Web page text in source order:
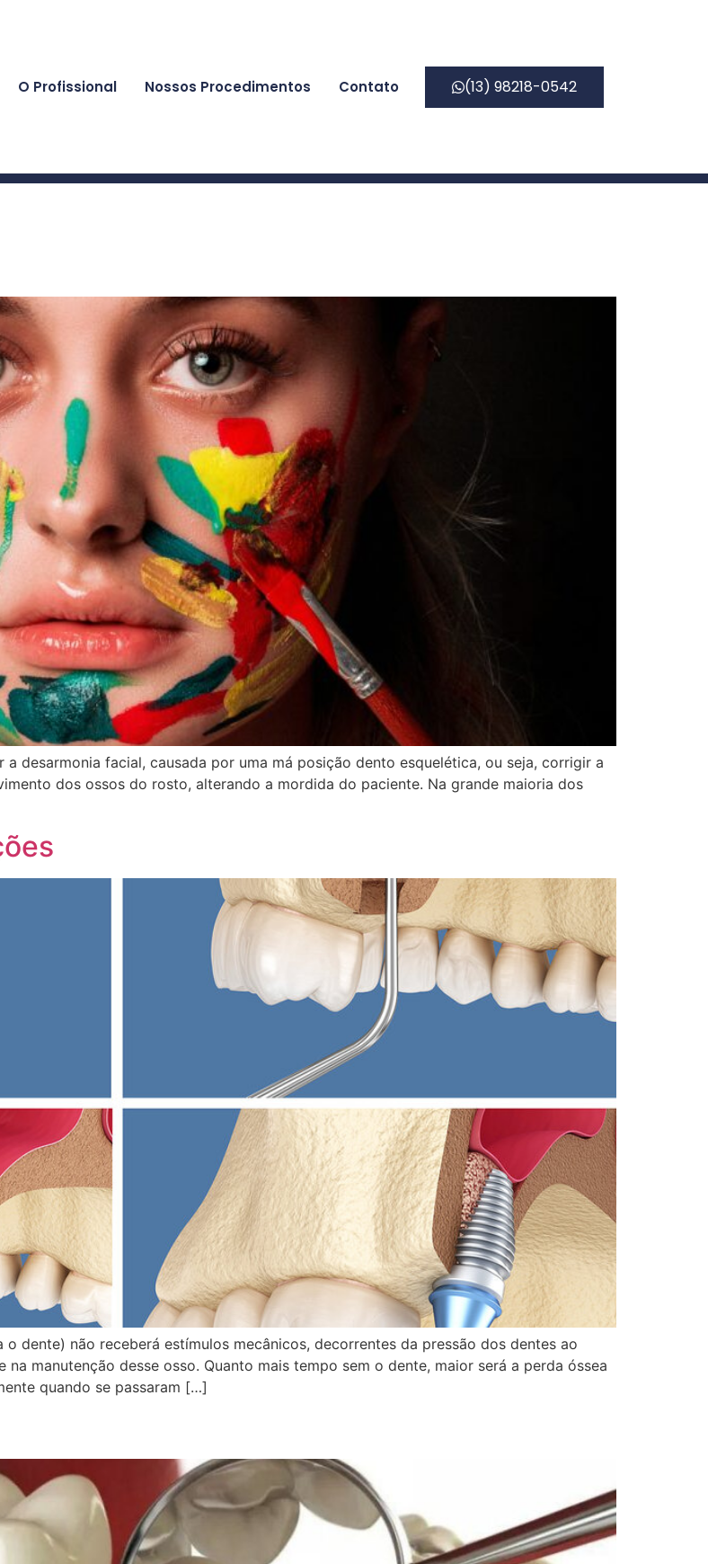
O Profissional Nossos Procedimentos Contato (13) 98218-0542
desarmonia facial, causada por uma má posição dento esquelética, ou seja, corrigir a
dos ossos do rosto, alterando a mordida do paciente. Na grande maioria dos
dente) não receberá estímulos mecânicos, decorrentes da pressão dos dentes ao
manutenção desse osso. Quanto mais tempo sem o dente, maior será a perda óssea
quando se passaram […]